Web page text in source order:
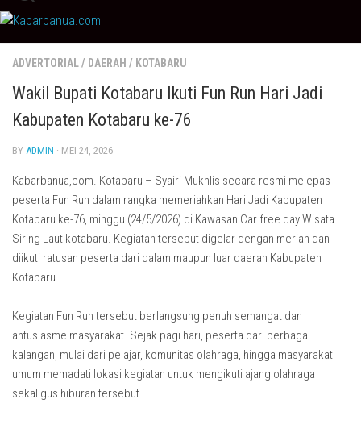
Skip
to
content
ADVERTORIAL/ DAERAH / KOTABARU
Wakil Bupati Kotabaru Ikuti Fun Run Hari Jadi
Kabupaten Kotabaru ke-76
BY ADMIN · MEI 24, 2026
Kabarbanua,com. Kotabaru – Syairi Mukhlis secara resmi melepas
peserta Fun Run dalam rangka memeriahkan Hari Jadi Kabupaten
Kotabaru ke-76, minggu (24/5/2026) di Kawasan Car free day Wisata
Siring Laut kotabaru. Kegiatan tersebut digelar dengan meriah dan
diikuti ratusan peserta dari dalam maupun luar daerah Kabupaten
Kotabaru.
Kegiatan Fun Run tersebut berlangsung penuh semangat dan
antusiasme masyarakat. Sejak pagi hari, peserta dari berbagai
kalangan, mulai dari pelajar, komunitas olahraga, hingga masyarakat
umum memadati lokasi kegiatan untuk mengikuti ajang olahraga
sekaligus hiburan tersebut.